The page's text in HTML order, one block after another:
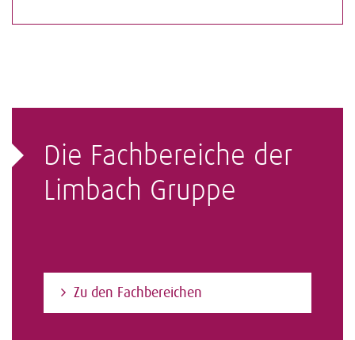
Die Fachbereiche der
Limbach Gruppe
Zu den Fachbereichen